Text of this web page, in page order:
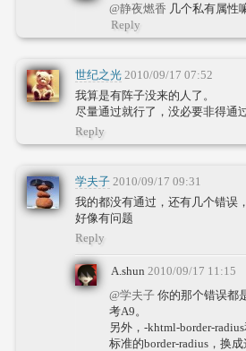
@静夜燃香 几个私有属性
Reply
世纪之光 2010/09/17 07:52
我算是有阵子没来的人了。
尽量通过就行了，没必要非得通
Reply
学夫子 2010/09/17 09:31
我的都没有通过，还有几个错误
好像有问题
Reply
A.shun 2010/09/17 11:15
@学夫子 你的那个错误都
考A9。
另外，-khtml-border-
标准的border-radius，换